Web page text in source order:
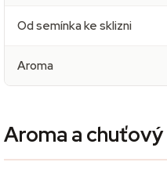
Od semínka ke sklizni
Aroma
Aroma a